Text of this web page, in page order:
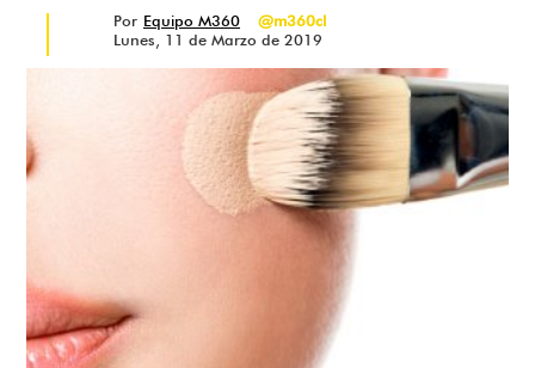
Por Equipo M360
@m360cl
Lunes, 11 de Marzo de 2019